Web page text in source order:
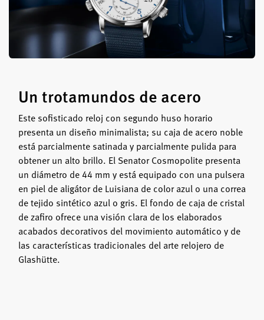
Un trotamundos de acero
Este sofisticado reloj con segundo huso horario
presenta un diseño minimalista; su caja de acero noble
está parcialmente satinada y parcialmente pulida para
obtener un alto brillo. El Senator Cosmopolite presenta
un diámetro de 44 mm y está equipado con una pulsera
en piel de aligátor de Luisiana de color azul o una correa
de tejido sintético azul o gris. El fondo de caja de cristal
de zafiro ofrece una visión clara de los elaborados
acabados decorativos del movimiento automático y de
las características tradicionales del arte relojero de
Glashütte.